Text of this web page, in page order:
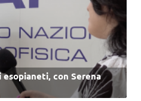
con Serena